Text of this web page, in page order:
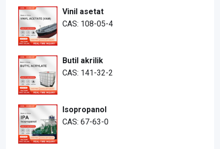
Vinil asetat
CAS: 108-05-4
Butil akrilik
CAS: 141-32-2
Isopropanol
CAS: 67-63-0